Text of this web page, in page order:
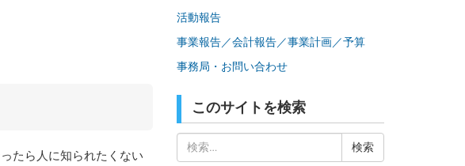
たら人に知られたくない
活動報告
事業報告／会計報告／事業計画／予算
事務局・お問い合わせ
このサイトを検索
索: